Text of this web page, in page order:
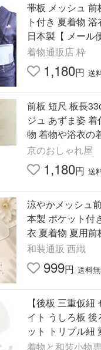
帯板 メッシュ 前板 浴衣 ゴム
ト付き 夏着物
日本製【 メール
着物通販店 枠
1,180円 送
前板 短尺 板長
ジュ あずま姿
物 着物や浴衣の
ジュアル
京のおしゃれ屋
1,180円 送
涼やかメッシュ
本製 ポケット付
衣 夏着物 夏用
くい 帯板 浴衣用
付け小物
和装通販 西織
999円 送料
【後板 三重仮
イト うしろ板
ット トリプル紐
び 飾り結び 着付
着物と和装小物